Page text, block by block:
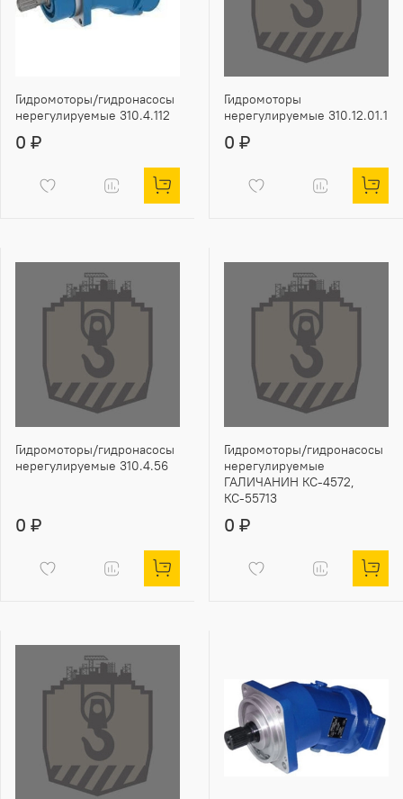
Гидромоторы/гидронасосы
нерегулируемые 310.4.112
0 ₽
Гидромоторы
нерегулируемые 310.12.01.1
0 ₽
Гидромоторы/гидронасосы
нерегулируемые 310.4.56
0 ₽
Гидромоторы/гидронасосы
нерегулируемые
ГАЛИЧАНИН КС-4572,
КС-55713
0 ₽